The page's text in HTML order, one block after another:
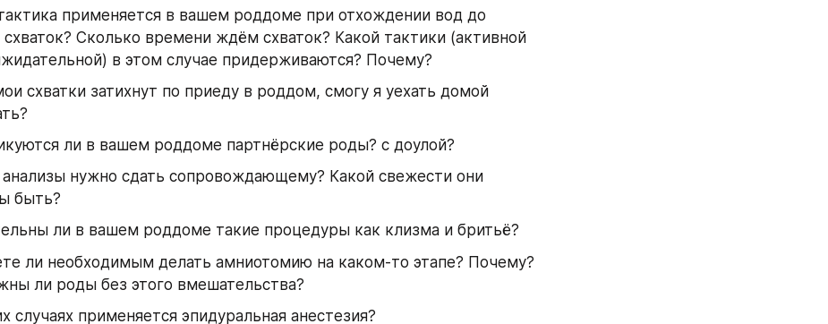
применяется в вашем роддоме при отхождении вод до
схваток? Сколько времени ждём схваток? Какой тактики (активной
в этом случае придерживаются? Почему?
ли в вашем роддоме партнёрские роды? с доулой?
быть?
ли в вашем роддоме такие процедуры как клизма и бритьё?
ли необходимым делать амниотомию на каком-то этапе? Почему?
ли роды без этого вмешательства?
случаях применяется эпидуральная анестезия?